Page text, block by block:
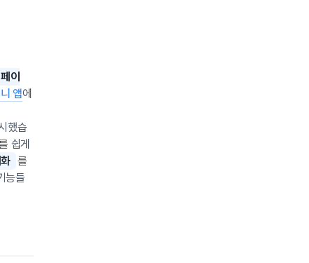
이
앱에
했습
쉽게
를
능들